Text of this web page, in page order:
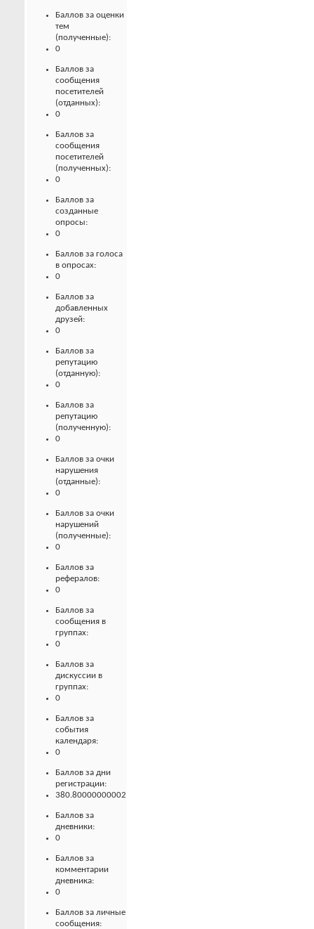
Баллов за оценки
тем
(полученные):
0
Баллов за
сообщения
посетителей
(отданных):
0
Баллов за
сообщения
посетителей
(полученных):
0
Баллов за
созданные
опросы:
0
Баллов за голоса
в опросах:
0
Баллов за
добавленных
друзей:
0
Баллов за
репутацию
(отданную):
0
Баллов за
репутацию
(полученную):
0
Баллов за очки
нарушения
(отданные):
0
Баллов за очки
нарушений
(полученные):
0
Баллов за
рефералов:
0
Баллов за
сообщения в
группах:
0
Баллов за
дискуссии в
группах:
0
Баллов за
события
календаря:
0
Баллов за дни
регистрации:
380.80000000002
Баллов за
дневники:
0
Баллов за
комментарии
дневника:
0
Баллов за личные
сообщения: